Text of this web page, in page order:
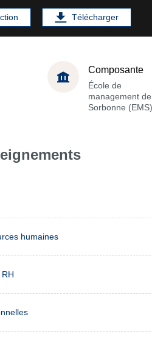
Télécharger
Composante
École de
management
Sorbonne (EMS)
humaines